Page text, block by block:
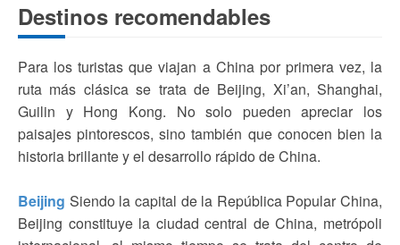
Destinos recomendables
Para los turistas que viajan a China por primera vez, la
ruta más clásica se trata de Beijing, Xi’an, Shanghai,
Guilin y Hong Kong. No solo pueden apreciar los
paisajes pintorescos, sino también que conocen bien la
historia brillante y el desarrollo rápido de China.
Beijing Siendo la capital de la República Popular China,
Beijing constituye la ciudad central de China, metrópoli